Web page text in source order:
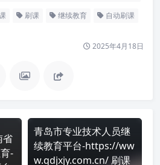
刷课 继续教育 自动刷课
2025年4月18日
省
-
青岛市专业技术人员继
续教育平台-https://ww
w.qdjxjy.com.cn/ 刷课